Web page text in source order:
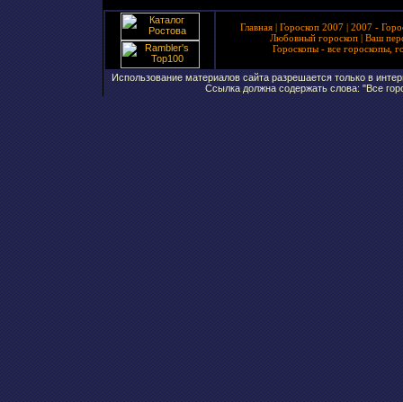
Главная | Гороскоп 2007 | 2007 -
Любовный гороскоп| Ваш
Гороскопы - все гороскопы,
Использование материалов сайта разрешается только в
Ссылка должна содержать слова: "Все